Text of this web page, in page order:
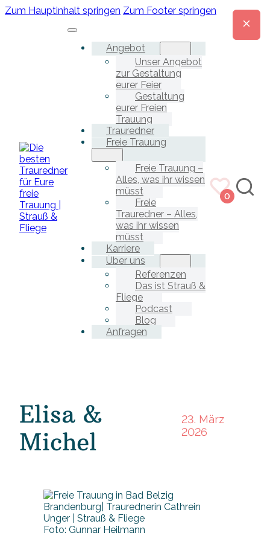
Zum Hauptinhalt springen Zum Footer springen
Angebot
Unser Angebot
zur Gestaltung
eurer Feier
Gestaltung
eurer Freien
Trauung
Trauredner
Freie Trauung
Freie Trauung –
Alles, was ihr wissen
müsst
Freie
Trauredner – Alles,
was ihr wissen
müsst
Karriere
Über uns
Referenzen
Das ist Strauß &
Fliege
Podcast
Blog
Anfragen
0
Elisa &
Michel
23. März
2026
Foto: Gunnar Heilmann